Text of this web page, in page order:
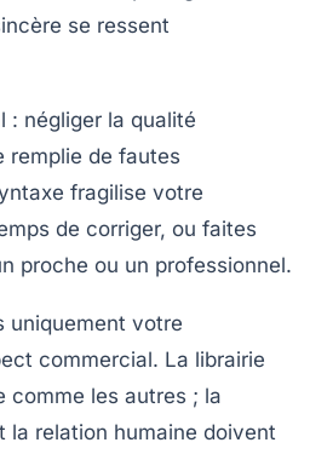
se ressent
: négliger la qualité
remplie de fautes
fragilise votre
de corriger, ou faites
proche ou un professionnel.
uniquement votre
commercial. La librairie
comme les autres ; la
la relation humaine doivent